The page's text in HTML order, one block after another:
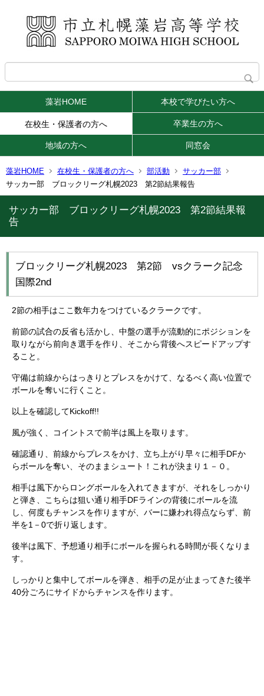
藻岩HOME 本校で学びたい方へ
在校生・保護者の方へ 卒業生の方へ
地域の方へ 同窓会
藻岩HOME 在校生・保護者の方へ 部活動
サッカー部
サッカー部 ブロックリーグ札幌2023 第2節結果報告
サッカー部 ブロックリーグ札幌2023 第2節結果報
告
ブロックリーグ札幌2023 第2節 vsクラーク記念
国際2nd
2節の相手はここ数年力をつけているクラークです。
前節の試合の反省も活かし、中盤の選手が流動的にポジションを
取りながら前向き選手を作り、そこから背後へスピードアップす
ること。
守備は前線からはっきりとプレスをかけて、なるべく高い位置で
ボールを奪いに行くこと。
以上を確認してKickoff!!
風が強く、コイントスで前半は風上を取ります。
確認通り、前線からプレスをかけ、立ち上がり早々に相手DFか
らボールを奪い、そのままシュート！これが決まり１－０。
相手は風下からロングボールを入れてきますが、それをしっかり
と弾き、こちらは狙い通り相手DFラインの背後にボールを流
し、何度もチャンスを作りますが、バーに嫌われ得点ならず、前
半を1－0で折り返します。
後半は風下、予想通り相手にボールを握られる時間が長くなりま
す。
しっかりと集中してボールを弾き、相手の足が止まってきた後半
40分ごろにサイドからチャンスを作ります。